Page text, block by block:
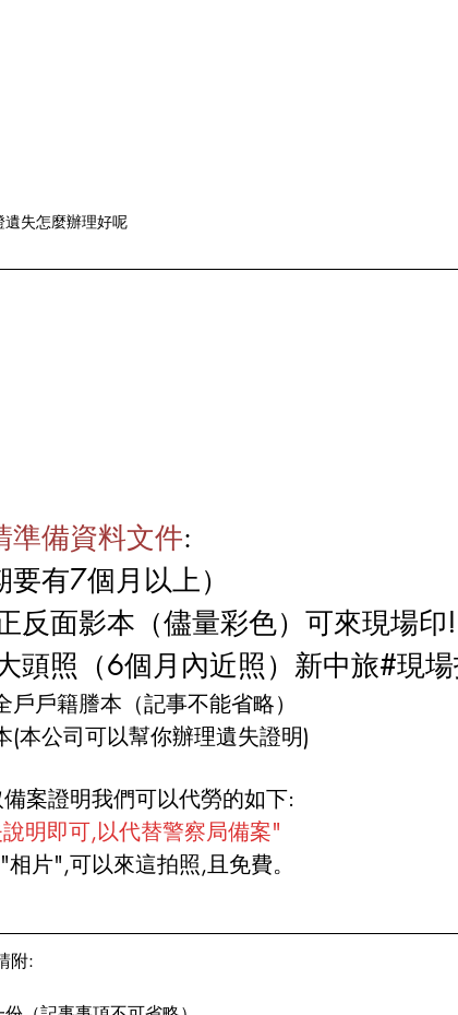
失怎麼辦理好呢
準備資料文件:
有7個月以上）
反面影本（儘量彩色）可來現場印!
頭照（6個月內近照）新中旅#現
戶籍謄本（記事不能省略）
(本公司可以幫你辦理遺失證明)
案證明我們可以代勞的如下:
明即可,以代替警察局備案"
片",可以來這拍照,且免費。
附: